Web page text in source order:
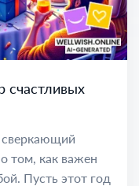
счастливых
том, как важен
Пусть этот год